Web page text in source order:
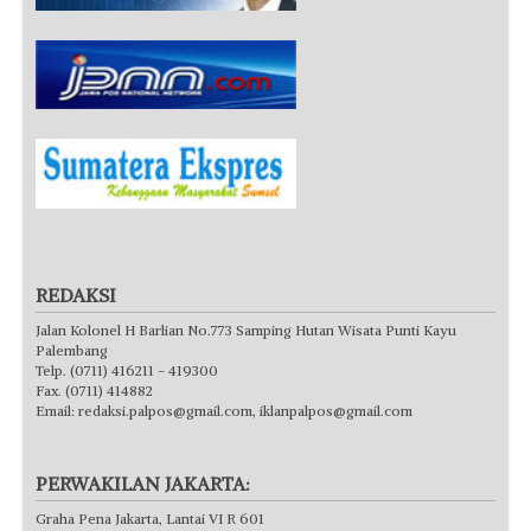
REDAKSI
Jalan Kolonel H Barlian No.773 Samping Hutan Wisata Punti Kayu
Palembang
Telp. (0711) 416211 - 419300
Fax. (0711) 414882
Email: redaksi.palpos@gmail.com, iklanpalpos@gmail.com
PERWAKILAN JAKARTA:
Graha Pena Jakarta, Lantai VI R 601